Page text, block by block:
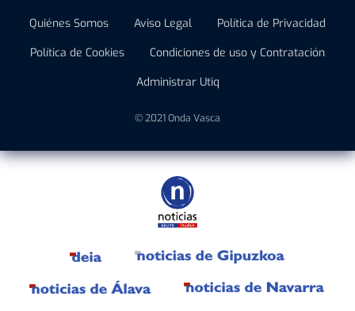
Quiénes Somos Aviso Legal
Política de Privacidad
Política de Cookies
Condiciones de uso y Contratación
Administrar Utiq
© 2021 Onda Vasca